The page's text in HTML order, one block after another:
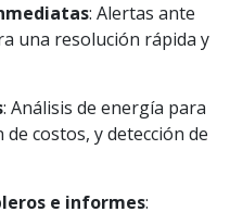
: Alertas ante
una resolución rápida y
: Análisis de energía para
costos, y detección de
e informes: